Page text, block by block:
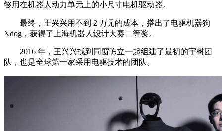
够用在机器人动力单元上的小尺寸电机驱动器。
最终，王兴兴用不到 2 万元的成本，搭出了电驱机器狗
Xdog，获得了上海机器人设计大赛二等奖。
2016 年，王兴兴找到同窗陈立一起组建了最初的宇树团
队，也是全球第一家采用电驱技术的团队。